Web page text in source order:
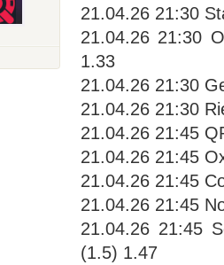
21.04.26 21:30
21.04.26 21:30
1.33
21.04.26 21:30
21.04.26 21:30
21.04.26 21:45
21.04.26 21:45
21.04.26 21:45
21.04.26 21:45
21.04.26 21:45
(1.5) 1.47